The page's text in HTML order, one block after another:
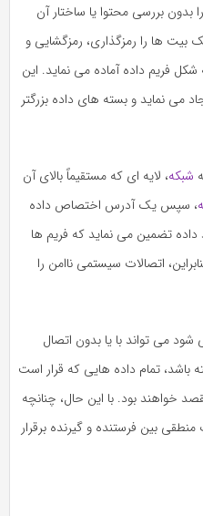
بررسی محتوا یا ساختار آن
ها را رمزگذاری، رمزگشایی و
داده آماده می نماید. این
نماید و بسته های داده بزرگتر
، لایه ای که مستقیماً بالای آن
یک آدرس اختصاص داده
تضمین می نماید که فریم ها
اتصالات سیستمی ناامن را
می تواند با یا بدون اتصال
تمام داده هایی که قرار است
بود. با این حال، چنانچه
بین فرستنده و گیرنده برقرار